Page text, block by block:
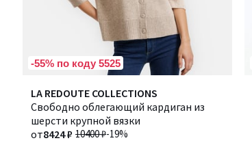
-55% по коду 5525
LA REDOUTE COLLECTIONS
Свободно облегающий кардиган из
шерсти крупной вязки
10400 ₽-19%
от8424 ₽
4,5
/ 5
Количество
цветов:
2